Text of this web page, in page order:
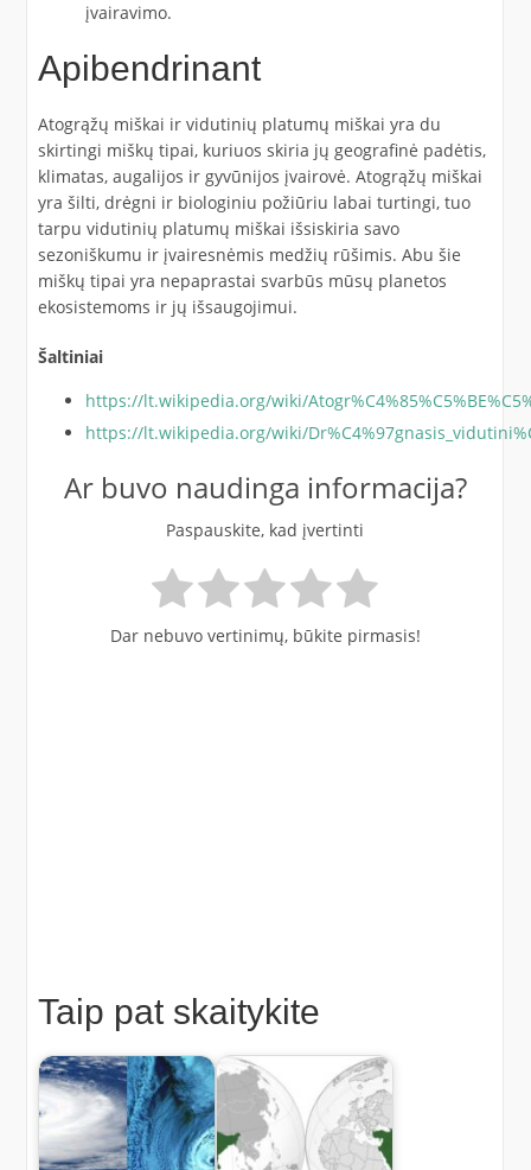
įvairavimo.
Apibendrinant
Atogrąžų miškai ir vidutinių platumų miškai yra du
skirtingi miškų tipai, kuriuos skiria jų geografinė padėtis,
klimatas, augalijos ir gyvūnijos įvairovė. Atogrąžų miškai
yra šilti, drėgni ir biologiniu požiūriu labai turtingi, tuo
tarpu vidutinių platumų miškai išsiskiria savo
sezoniškumu ir įvairesnėmis medžių rūšimis. Abu šie
miškų tipai yra nepaprastai svarbūs mūsų planetos
ekosistemoms ir jų išsaugojimui.
Šaltiniai
https://lt.wikipedia.org/wiki/
https://lt.wikipedia.org/wiki/
Ar buvo naudinga informacija?
Paspauskite, kad įvertinti
Dar nebuvo vertinimų, būkite pirmasis!
Taip pat skaitykite